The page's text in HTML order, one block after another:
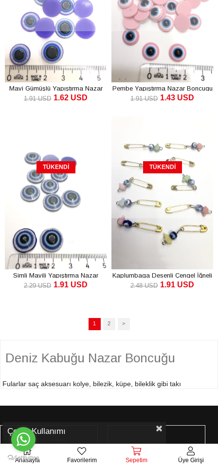
Mavi Gümüşlü Yapıştırma Nazar
Boncugu
1.62 USD
1.91 USD
Pembe Yapıştırma Nazar Boncugu
1.43 USD
1.91 USD
TÜKENDI
Simli Mavili Yapıştırma Nazar
Boncugu1.91 USD
2.29 USD
TÜKENDI
Kaplumbaga Desenli Çengel İğneli
Nazar Boncugu
1.91 USD
2.48 USD
1 2 >
Deniz Kabuğu Nazar Boncuğu
Fularlar saç aksesuarı kolye, bilezik, küpe, bileklik gibi takı
genellikle tercih ettiği ürünlerin içerisinde deniz kabuğu boncukları
yer almaktadır. Farklı boyutlarda bulunan deniz kabukları, yüksek
kaliteye sahiptir.
Büyük mağazalarda gördüğünüz gibi takılar
1000 TL ÜZERİ
ÜCRETSİZ KARGO
Çerez Kullanımı
Anasayfa Favorilerim Sepetim Üye Girişi